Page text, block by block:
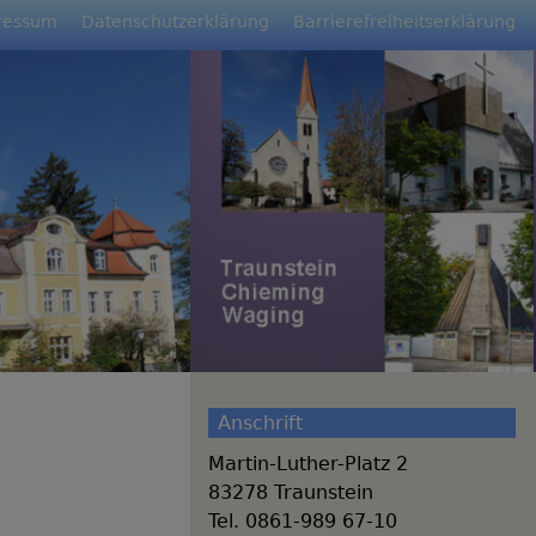
Datenschutzerklärung Barrierefreiheitserklärung
Anschrift
Martin-Luther-Platz 2
83278 Traunstein
Tel. 0861-989 67-10